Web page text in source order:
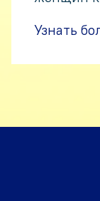
Узнать